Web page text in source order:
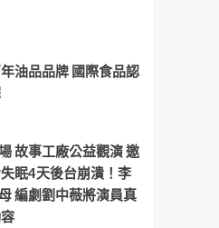
油品品牌 國際食品認
故事工廠公益觀演 邀
眠4天後台崩潰！李
編劇劉中薇將演員真